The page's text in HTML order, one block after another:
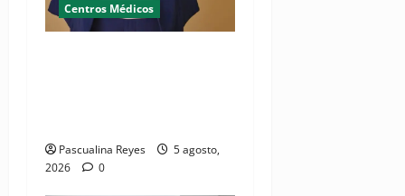
Centros Médicos
Pascualina Reyes
5 agosto,
2026
0